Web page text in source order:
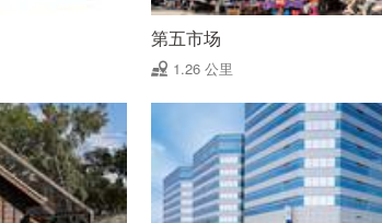
第五市场
1.26 公里